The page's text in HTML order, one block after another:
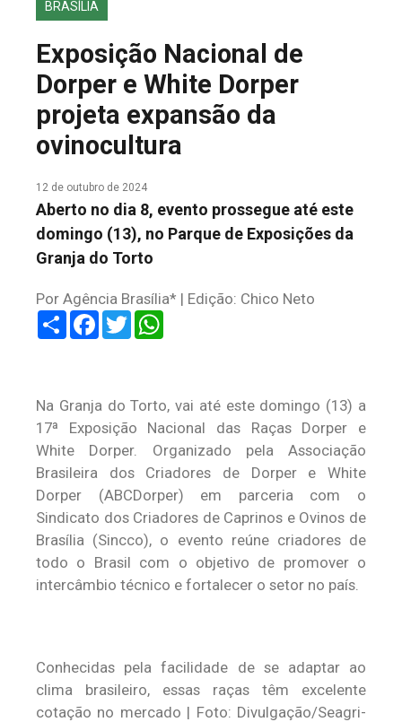
FALE CONOSCO
BRASÍLIA
Exposição Nacional de
Dorper e White Dorper
projeta expansão da
ovinocultura
12 de outubro de 2024
Aberto no dia 8, evento prossegue até este
domingo (13), no Parque de Exposições da
Granja do Torto
Por Agência Brasília* | Edição: Chico Neto
ShareFacebook
Twitter
Na Granja do Torto, vai até este domingo (13) a
17ª Exposição Nacional das Raças Dorper e
White Dorper. Organizado pela Associação
Brasileira dos Criadores de Dorper e White
Dorper (ABCDorper) em parceria com o
Sindicato dos Criadores de Caprinos e Ovinos de
Brasília (Sincco), o evento reúne criadores de
todo o Brasil com o objetivo de promover o
intercâmbio técnico e fortalecer o setor no país.
Conhecidas pela facilidade de se adaptar ao
clima brasileiro, essas raças têm excelente
cotação no mercado | Foto: Divulgação/Seagri-